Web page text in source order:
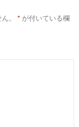
。 * が付いている欄